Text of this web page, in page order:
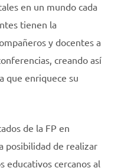
en un mundo cada
tienen la
y docentes a
creando así
que enriquece su
de la FP en
posibilidad de realizar
educativos cercanos al